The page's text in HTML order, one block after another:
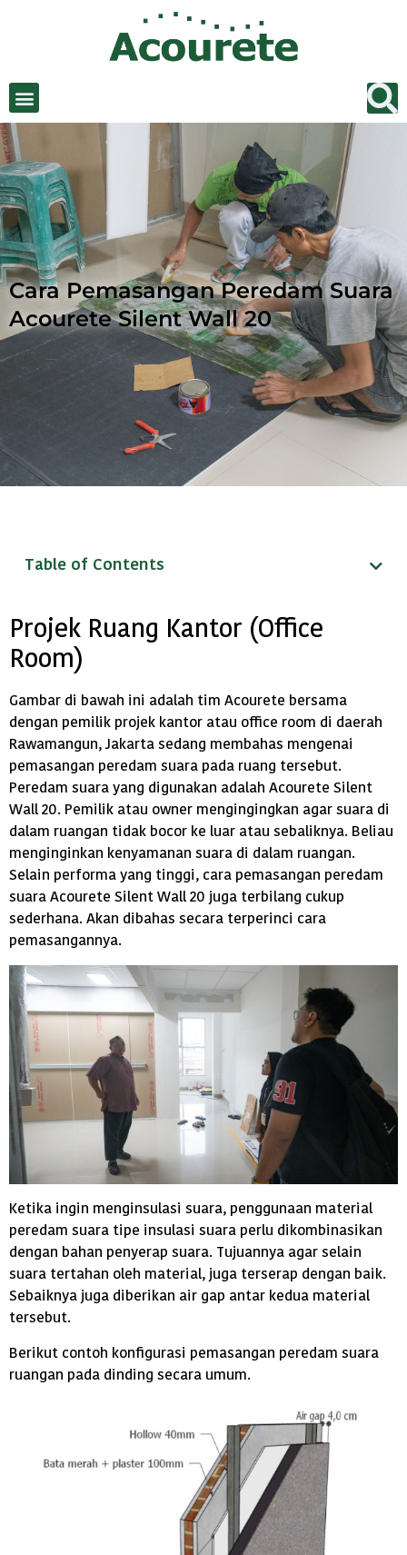
Cara Pemasangan Peredam Suara
Acourete Silent Wall 20
Table of Contents
Projek Ruang Kantor (Office
Room)
Gambar di bawah ini adalah tim Acourete bersama
dengan pemilik projek kantor atau office room di daerah
Rawamangun, Jakarta sedang membahas mengenai
pemasangan peredam suara pada ruang tersebut.
Peredam suara yang digunakan adalah Acourete Silent
Wall 20. Pemilik atau owner mengingingkan agar suara di
dalam ruangan tidak bocor ke luar atau sebaliknya. Beliau
menginginkan kenyamanan suara di dalam ruangan.
Selain performa yang tinggi, cara pemasangan peredam
suara Acourete Silent Wall 20 juga terbilang cukup
sederhana. Akan dibahas secara terperinci cara
pemasangannya.
Ketika ingin menginsulasi suara, penggunaan material
peredam suara tipe insulasi suara perlu dikombinasikan
dengan bahan penyerap suara. Tujuannya agar selain
suara tertahan oleh material, juga terserap dengan baik.
Sebaiknya juga diberikan air gap antar kedua material
tersebut.
Berikut contoh konfigurasi pemasangan peredam suara
ruangan pada dinding secara umum.